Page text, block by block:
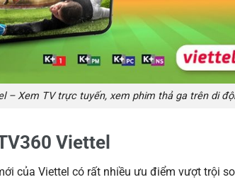
– Xem TV trực tuyến, xem phim thả ga trên di
Viettel
của Viettel có rất nhiều ưu điểm vượt trội